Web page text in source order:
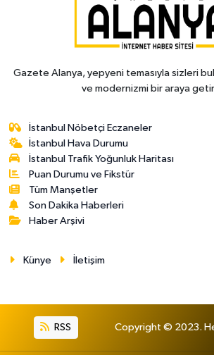
Gazete Alanya, yepyeni temasıyla sizleri
ve modernizmi bir araya
İstanbul Nöbetçi Eczaneler
İstanbul Hava Durumu
İstanbul Trafik Yoğunluk Haritası
Puan Durumu ve Fikstür
Tüm Manşetler
Son Dakika Haberleri
Haber Arşivi
Künye İletişim
RSS Copyright © 2023. Her